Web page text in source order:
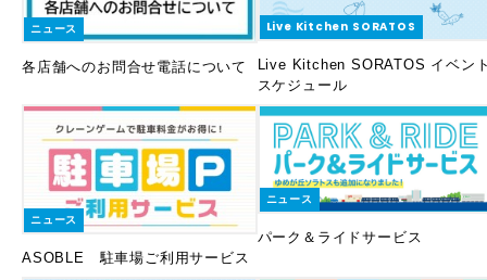
ニュース
各店舗へのお問合せ電話について
Live Kitchen SORATOS
Live Kitchen SORATOS イベン
スケジュール
ニュース
ASOBLE 駐車場ご利用サービス
ニュース
パーク＆ライドサービス